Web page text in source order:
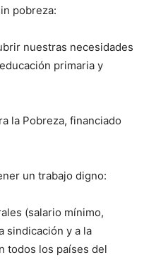
pobreza:
nuestras necesidades
primaria y
la Pobreza, financiado
un trabajo digno:
(salario mínimo,
sindicación y a la
todos los países del